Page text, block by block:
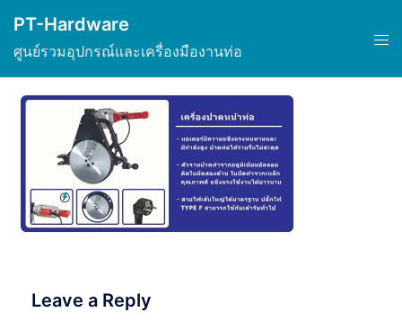
content
PT-Hardware
ศูนย์รวมอุปกรณ์และเครื่องมืองานท่อ
Leave a Reply